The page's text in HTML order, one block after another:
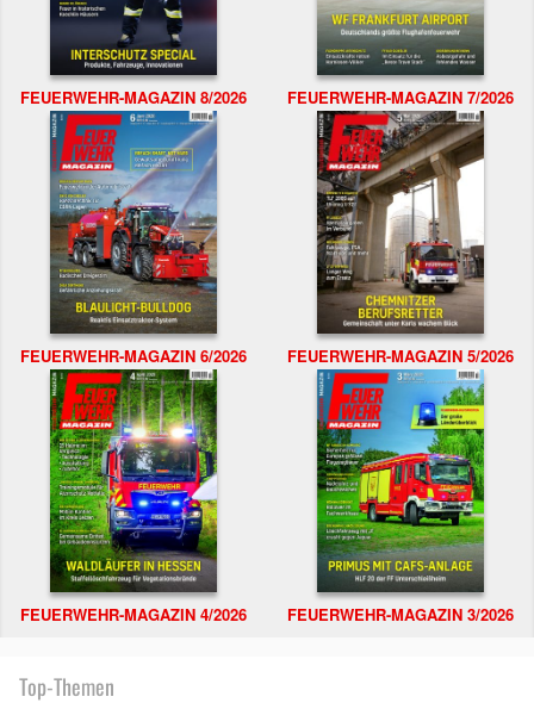
FEUERWEHR-MAGAZIN 8/2026 FEUERWEHR-MAGAZIN 7/2026
FEUERWEHR-MAGAZIN 6/2026 FEUERWEHR-MAGAZIN 5/2026
FEUERWEHR-MAGAZIN 4/2026 FEUERWEHR-MAGAZIN 3/2026
Top-Themen